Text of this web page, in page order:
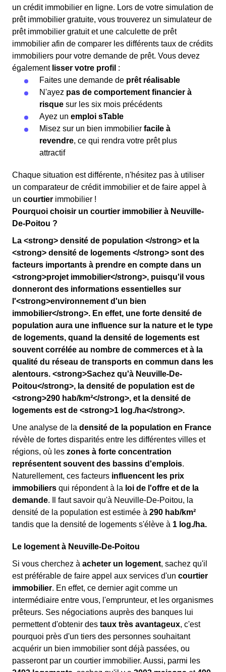
un crédit immobilier en ligne. Lors de votre simulation de
prêt immobilier gratuite, vous trouverez un simulateur de
prêt immobilier gratuit et une calculette de prêt
immobilier afin de comparer les différents taux de crédits
immobiliers pour votre demande de prêt. Vous devez
également lisser votre profil :
Faites une demande de prêt réalisable
N'ayez pas de comportement financier à
risque sur les six mois précédents
Ayez un emploi sTable
Misez sur un bien immobilier facile à
revendre, ce qui rendra votre prêt plus
attractif
Chaque situation est différente, n'hésitez pas à utiliser
un comparateur de crédit immobilier et de faire appel à
un courtier immobilier !
Pourquoi choisir un courtier immobilier à Neuville-
De-Poitou ?
La <strong> densité de population </strong> et la
<strong> densité de logements </strong> sont des
facteurs importants à prendre en compte dans un
<strong>projet immobilier</strong>, puisqu'il vous
donneront des informations essentielles sur
l'<strong>environnement d'un bien
immobilier</strong>. En effet, une forte densité de
population aura une influence sur la nature et le type
de logements, quand la densité de logements est
souvent corrélée au nombre de commerces et à la
qualité du réseau de transports en commun dans les
alentours. <strong>Sachez qu'à Neuville-De-
Poitou</strong>, la densité de population est de
<strong>290 hab/km²</strong>, et la densité de
logements est de <strong>1 log./ha</strong>.
Une analyse de la densité de la population en France
révèle de fortes disparités entre les différentes villes et
régions, où les zones à forte concentration
représentent souvent des bassins d'emplois.
Naturellement, ces facteurs influencent les prix
immobiliers qui répondent à la loi de l'offre et de la
demande. Il faut savoir qu'à Neuville-De-Poitou, la
densité de la population est estimée à 290 hab/km²
tandis que la densité de logements s'élève à 1 log./ha.
Le logement à Neuville-De-Poitou
Si vous cherchez à acheter un logement, sachez qu'il
est préférable de faire appel aux services d'un courtier
immobilier. En effet, ce dernier agit comme un
intermédiaire entre vous, l'emprunteur, et les organismes
prêteurs. Ses négociations auprès des banques lui
permettent d'obtenir des taux très avantageux, c'est
pourquoi près d'un tiers des personnes souhaitant
acquérir un bien immobilier sont déjà passées, ou
passeront par un courtier immobilier. Aussi, parmi les